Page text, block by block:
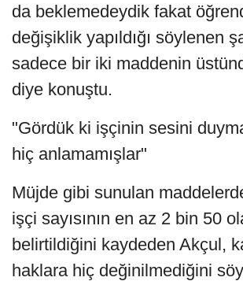
da beklemedeydik fakat
değişiklik yapıldığı söylenen
sadece bir iki maddenin
diye konuştu.
"Gördük ki işçinin sesini
hiç anlamamışlar"
Müjde gibi sunulan
işçi sayısının en az 2 bin 50
belirtildiğini kaydeden Akçul,
haklara hiç değinilmediğini